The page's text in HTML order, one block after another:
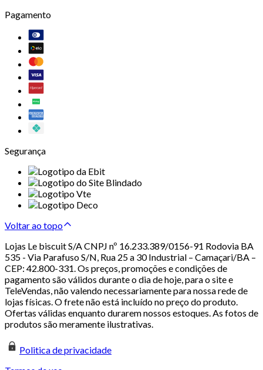
Pagamento
Segurança
Voltar ao topo
Lojas Le biscuit S/A CNPJ nº 16.233.389/0156-91 Rodovia BA
535 - Via Parafuso S/N, Rua 25 a 30 Industrial – Camaçari/BA –
CEP: 42.800-331. Os preços, promoções e condições de
pagamento são válidos durante o dia de hoje, para o site e
TeleVendas, não valendo necessariamente para nossa rede de
lojas físicas. O frete não está incluído no preço do produto.
Ofertas válidas enquanto durarem nossos estoques. As fotos de
produtos são meramente ilustrativas.
Politica de privacidade